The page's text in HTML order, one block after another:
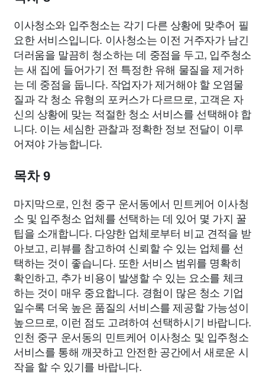
이사청소와 입주청소는 각기 다른 상황에 맞추어 필
요한 서비스입니다. 이사청소는 이전 거주자가 남긴
더러움을 말끔히 청소하는 데 중점을 두고, 입주청소
는 새 집에 들어가기 전 특정한 유해 물질을 제거하
는 데 중점을 둡니다. 작업자가 제거해야 할 오염물
질과 각 청소 유형의 포커스가 다르므로, 고객은 자
신의 상황에 맞는 적절한 청소 서비스를 선택해야 합
니다. 이는 세심한 관찰과 정확한 정보 전달이 이루
어져야 가능합니다.
목차 9
마지막으로, 인천 중구 운서동에서 민트케어 이사청
소 및 입주청소 업체를 선택하는 데 있어 몇 가지 꿀
팁을 소개합니다. 다양한 업체로부터 비교 견적을 받
아보고, 리뷰를 참고하여 신뢰할 수 있는 업체를 선
택하는 것이 좋습니다. 또한 서비스 범위를 명확히
확인하고, 추가 비용이 발생할 수 있는 요소를 체크
하는 것이 매우 중요합니다. 경험이 많은 청소 기업
일수록 더욱 높은 품질의 서비스를 제공할 가능성이
높으므로, 이런 점도 고려하여 선택하시기 바랍니다.
인천 중구 운서동의 민트케어 이사청소 및 입주청소
서비스를 통해 깨끗하고 안전한 공간에서 새로운 시
작을 할 수 있기를 바랍니다.